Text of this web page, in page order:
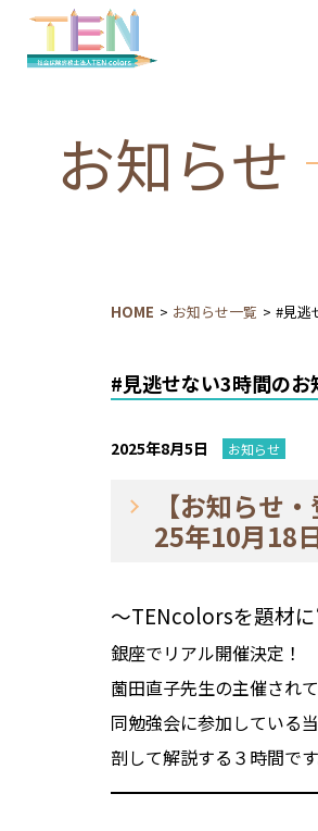
お知らせ
HOME お知らせ一覧 #見逃
#見逃せない3時間のお
2025年8月5日 お知らせ
【お知らせ
25年10月18日
～TENcolorsを題材
銀座でリアル開催決定！
薗田直子先生の主催され
同勉強会に参加している
剖して解説する３時間です